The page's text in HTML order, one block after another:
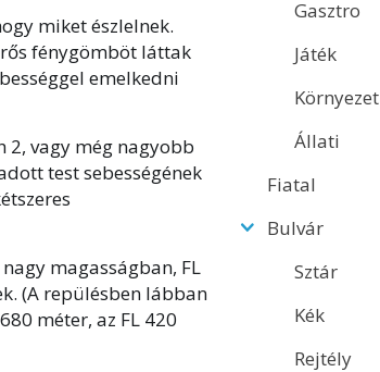
miket észlelnek.
fénygömböt láttak
emelkedni
2, vagy még nagyobb
test sebességének
magasságban, FL
(A repülésben lábban
méter, az FL 420
Gasztro
Játék
Környezet
Állati
Fiatal
Bulvár
Sztár
Kék
Rejtély